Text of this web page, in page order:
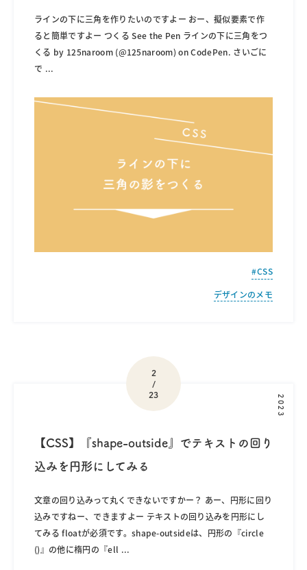
ラインの下に三角を作りたいのですよー おー、擬似要素で作
ると簡単ですよー つくる See the Pen ラインの下に三角をつ
くる by 125naroom (@125naroom) on CodePen. さいごに
で ...
CSS
デザインのメモ
2
/
23
2023
【CSS】『shape-outside』でテキストの回り
込みを円形にしてみる
文章の回り込みって丸くできないですかー？ あー、円形に回り
込みですねー、できますよー テキストの回り込みを円形にし
てみる floatが必須です。shape-outsideは、円形の『circle
()』の他に楕円の『ell ...